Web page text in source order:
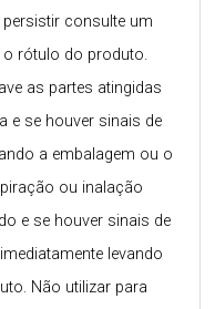
consulte um
o rótulo do produto.
as partes atingidas
e se houver sinais de
a embalagem ou o
ou inalação
e se houver sinais de
levando
Não utilizar para